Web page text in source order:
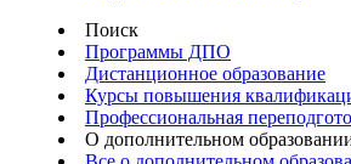
Поиск
Программы ДПО
Дистанционное образование
Курсы повышения
Профессиональная
О дополнительном